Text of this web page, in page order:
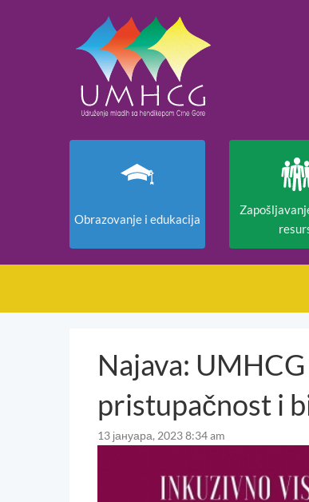
Obrazovanje i edukacija
Najava:
pristupačnost i
13 јануара, 2023 8:34 am